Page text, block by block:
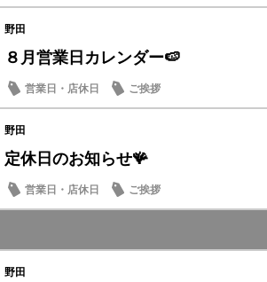
野田
８月営業日カレンダー🍉
営業日・店休日 ご挨拶
野田
定休日のお知らせ🪸
営業日・店休日 ご挨拶
野田